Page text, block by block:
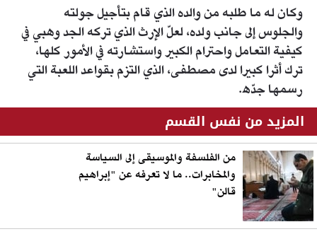
وكان له ما طلبه من والده الذي قام بتأجيل جولته
والجلوس إلى جانب ولده، لعلّ الإرث الذي تركه الجد وهبي في
كيفية التعامل واحترام الكبير واستشارته في الأمور كلها،
ترك أثرا كبيرا لدى مصطفى، الذي التزم بقواعد اللعبة التي
رسمها جدّه.
المزيد من نفس القسم
من الفلسفة والموسيقى إلى السياسة
والمخابرات.. ما لا تعرفه عن "إبراهيم
قالن"